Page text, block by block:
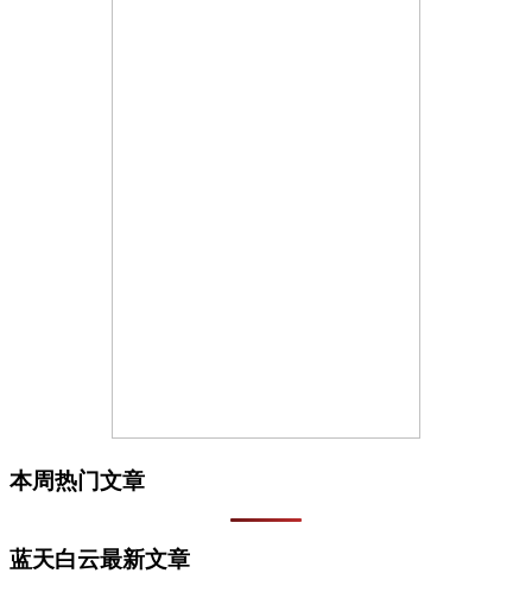
本周热门文章
蓝天白云最新文章